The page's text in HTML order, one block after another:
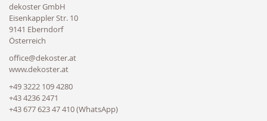
dekoster GmbH
Eisenkappler Str. 10
9141 Eberndorf
Österreich
office@dekoster.at
www.dekoster.at
+49 3222 109 4280
+43 4236 2471
+43 677 623 47 410 (WhatsApp)